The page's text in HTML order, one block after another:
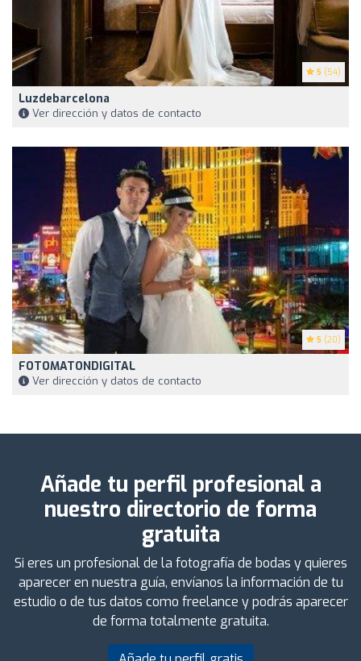
5 (54)
Luzdebarcelona
Ver dirección y datos de contacto
5 (20)
FOTOMATONDIGITAL
Ver dirección y datos de contacto
Añade tu perfil profesional a
nuestro directorio de forma
gratuita
Si eres un profesional de la fotografía de bodas y quieres
aparecer en nuestra guía, envíanos la información de tu
estudio o de tus datos como freelance y podrás aparecer
de forma totalmente gratuita.